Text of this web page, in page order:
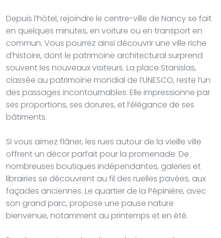
Depuis l’hôtel, rejoindre le centre-ville de Nancy se fait
en quelques minutes, en voiture ou en transport en
commun. Vous pourrez ainsi découvrir une ville riche
d’histoire, dont le patrimoine architectural surprend
souvent les nouveaux visiteurs. La place Stanislas,
classée au patrimoine mondial de l’UNESCO, reste l’un
des passages incontournables. Elle impressionne par
ses proportions, ses dorures, et l’élégance de ses
bâtiments.
Si vous aimez flâner, les rues autour de la vieille ville
offrent un décor parfait pour la promenade. De
nombreuses boutiques indépendantes, galeries et
librairies se découvrent au fil des ruelles pavées, aux
façades anciennes. Le quartier de la Pépinière, avec
son grand parc, propose une pause nature
bienvenue, notamment au printemps et en été.